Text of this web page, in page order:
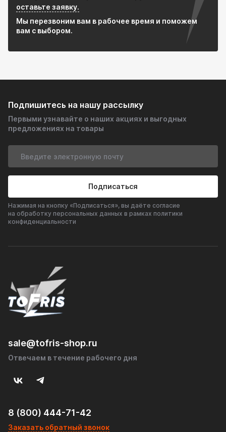
оставьте заявку.
Мы перезвоним вам в рабочее время и поможем
вам с выбором.
Подпишитесь на нашу рассылку
Первыми узнавайте о наших акциях и выгодных
предложениях на товары
Подписаться
Нажимая на кнопку «Подписаться», вы даёте согласие
на обработку персональных данных в рамках политики
конфиденциальности
sale@tofris-shop.ru
Отвечаем в течение рабочего дня
8 (800) 444-71-42
Заказать обратный звонок